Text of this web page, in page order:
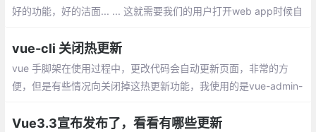
好的功能，好的洁面... ... 这就需要我们的用户打开web app时候自
记就是完成这项工作。
vue-cli 关闭热更新
vue 手脚架在使用过程中，更改代码会自动更新页面，非常的方
便，但是有些情况向关闭掉这热更新功能，我使用的是vue-admin-
件夹下有个webpack.dev.conf.js文件
Vue3.3宣布发布了，看看有哪些更新